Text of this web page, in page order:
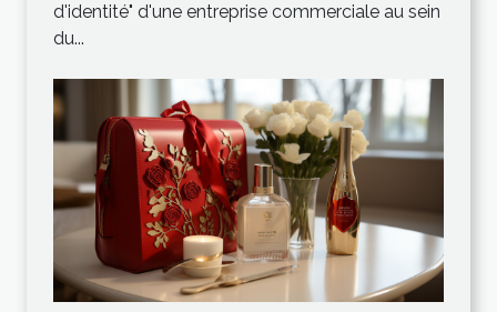
d'identité" d'une entreprise commerciale au sein
du...